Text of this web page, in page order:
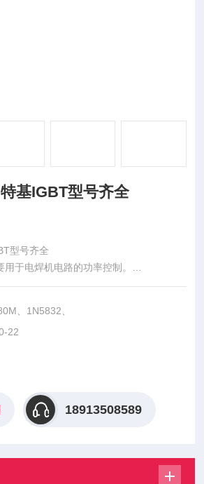
基IGBT型号齐全
型号齐全
于电焊机电路的功率控制。
、FST8320M、FST8330M、FST83
1N5832R、1N5833、
、1N5832、
22
18913508589